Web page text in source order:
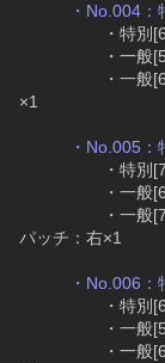
・No.004：
・特別[6.20]
・一般[5.50]
・一般[6.40]：
×1
・No.005：
・特別[7.20]
・一般[6.40]
・一般[7.30]：
パッチ：右×1
・No.006：
・特別[6.20]
・一般[5.40]
・一般[6.40]：